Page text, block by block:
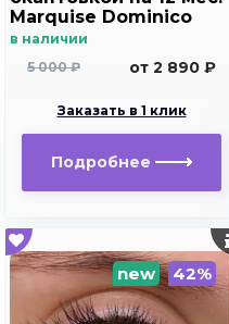
Marquise Dominico
blue
в наличии
5 000 ₽
от 2 890 ₽
Заказать в 1 клик
Подробнее
new 42%